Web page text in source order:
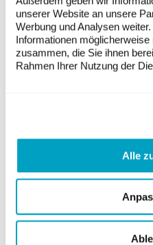
unserer Website an unsere
Werbung und Analysen
Informationen
zusammen, die Sie ihnen
Rahmen Ihrer Nutzung der
Alle
verfügbaren
sowie die
betrachtet werden.
Winterstrom, den
Windenergieanlagen
darum gehöre für
die Schweiz dazu.
Windpotential im
«Unser Ziel ist es,
Kantons Zürich für
Windenergie
sagt Philipp Huber.